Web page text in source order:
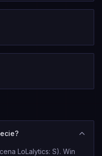
LoLalytics: S). Win